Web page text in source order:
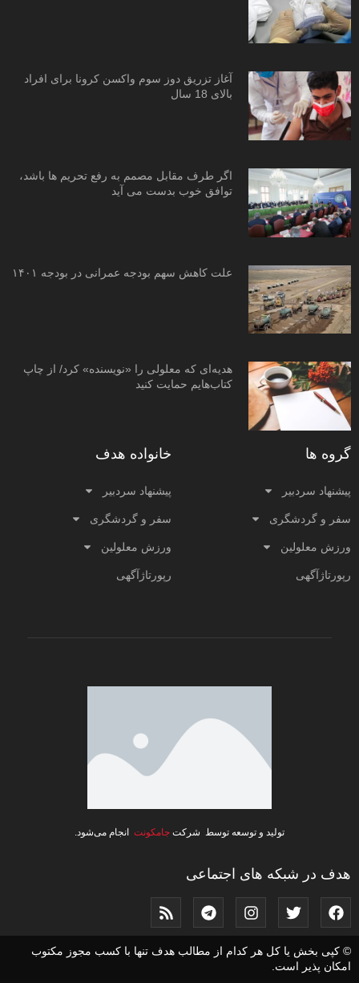
آغاز تزریق دوز سوم واکسن کرونا برای افراد
بالای 18 سال
اگر طرف مقابل مصمم به رفع تحریم ها باشد،
توافق خوب بدست می آید
علت کاهش سهم بودجه عمرانی در بودجه ۱۴۰۱
هدیه‌ای که معلولی را «نویسنده» کرد/ از چاپ
کتاب‌هایم حمایت کنید
گروه ها
پیشنهاد سردبیر
سفر و گردشگری
ورزش معلولین
رپورتاژآگهی
خانواده هدف
پیشنهاد سردبیر
سفر و گردشگری
ورزش معلولین
رپورتاژآگهی
تولید و توسعه توسط شرکت جامکونت انجام می‌شود.
هدف در شبکه های اجتماعی
© کپی بخش یا کل هر کدام از مطالب هدف تنها با کسب مجوز مکتوب
امکان پذیر است.